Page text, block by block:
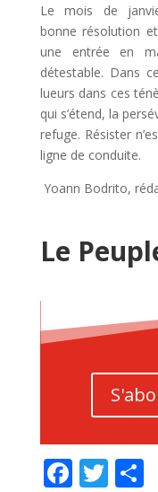
Le mois de
bonne résolution
une entrée en
détestable. Dans
lueurs dans ces
qui s’étend, la
refuge. Résister
ligne de conduite.
Yoann Bodrito,
Le
F T P